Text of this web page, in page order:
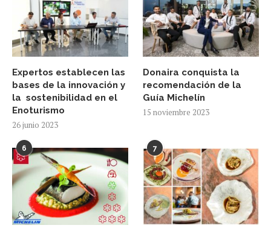
Expertos establecen las
bases de la innovación y
la sostenibilidad en el
Enoturismo
26 junio 2023
Donaira conquista la
recomendación de la
Guía Michelín
15 noviembre 2023
6 7